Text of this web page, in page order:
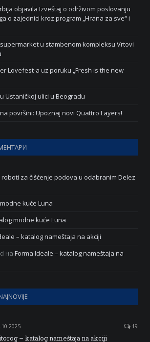
objavila Izveštaj o održivom poslovanju
o zajednici kroz program „Hrana za sve“ i
u stambenom kompleksu Vrtovi
Lovefest-a uz poruku „Fresh is the new
Ustaničkoj ulici u Beogradu
površini: Upoznaj novi Quattro Layers!
za čišćenje podova u odabranim Delez
kuće Luna
modne kuće Luna
– katalog nameštaja na akciji
на Forma Ideale – katalog nameštaja na
19
– katalog nameštaja na akciji